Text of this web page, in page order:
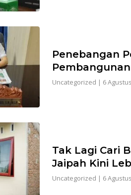
Penebangan
Pembangunan
Uncategorized | 6
Tak Lagi Cari
Jaipah Kini
Uncategorized | 6